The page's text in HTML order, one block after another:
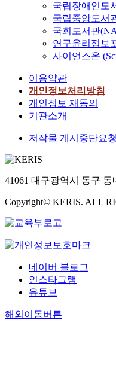
국립장애인도
국립중앙도서
국회도서관
연구윤리정보
사이언스온
이용약관
개인정보처리방침
개인정보 재동의
기관소개
저작물 게시중단요청
41061 대구광역시 동구 동
Copyright© KERIS. ALL
네이버 블로그
인스타그램
유튜브
해외이동버튼